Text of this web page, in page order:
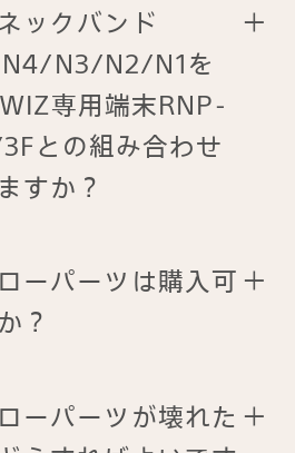
ックバンド
N4/N3/N2/N1を
専用端末RNP-
との組み合わせ
すか？
＋
ーパーツは購入可
？
＋
ーパーツが壊れた ＋